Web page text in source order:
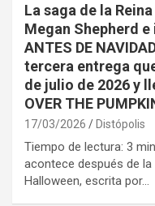
La saga de la
Megan Shepherd e
ANTES DE
tercera entrega
de julio de 2026 y
OVER THE
17/03/2026 Distópolis
Tiempo de lectura: 3
acontece después de
Halloween, escrita por…